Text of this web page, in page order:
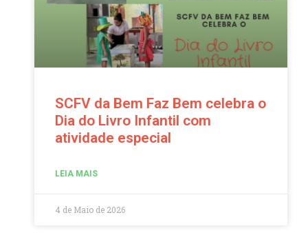
SCFV da Bem Faz Bem celebra o
Dia do Livro Infantil com
atividade especial
LEIA MAIS
4 de Maio de 2026